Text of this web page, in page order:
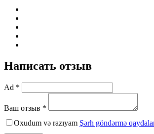
Написать отзыв
Ad *
Ваш отзыв *
Oxudum və razıyam Şərh göndərmə